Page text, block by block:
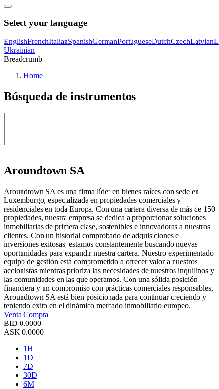
Select your language
EnglishFrenchItalianSpanishGermanPortugueseDutchCzechLatvian
Ukrainian
Breadcrumb
Home
Búsqueda de instrumentos
Aroundtown SA
Aroundtown SA es una firma líder en bienes raíces con sede en
Luxemburgo, especializada en propiedades comerciales y
residenciales en toda Europa. Con una cartera diversa de más de 150
propiedades, nuestra empresa se dedica a proporcionar soluciones
inmobiliarias de primera clase, sostenibles e innovadoras a nuestros
clientes. Con un historial comprobado de adquisiciones e
inversiones exitosas, estamos constantemente buscando nuevas
oportunidades para expandir nuestra cartera. Nuestro experimentado
equipo de gestión está comprometido a ofrecer valor a nuestros
accionistas mientras prioriza las necesidades de nuestros inquilinos y
las comunidades en las que operamos. Con una sólida posición
financiera y un compromiso con prácticas comerciales responsables,
Aroundtown SA está bien posicionada para continuar creciendo y
teniendo éxito en el dinámico mercado inmobiliario europeo.
Venta Compra
BID 0.0000
ASK 0.0000
1H
1D
7D
30D
6M